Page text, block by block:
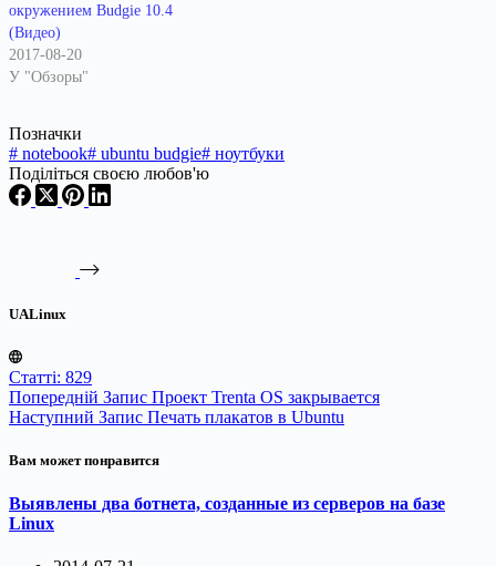
окружением Budgie 10.4
(Видео)
2017-08-20
У "Обзоры"
Позначки
# notebook# ubuntu budgie# ноутбуки
Поділіться своєю любов'ю
UALinux
Статті: 829
Попередній Запис Проект Trenta OS закрывается
Наступний Запис Печать плакатов в Ubuntu
Вам может понравится
Выявлены два ботнета, созданные из серверов на базе
Linux